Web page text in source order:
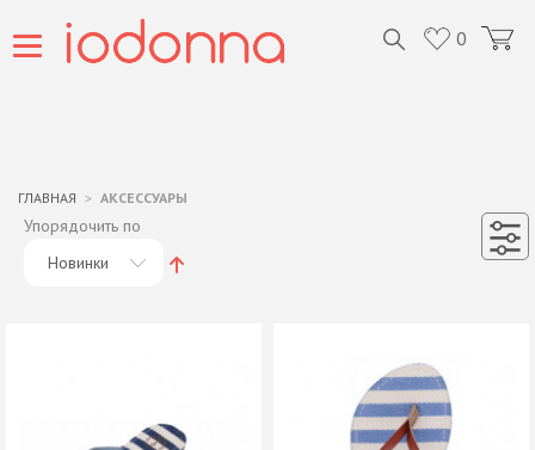
0
ГЛАВНАЯ АКСЕССУАРЫ
Упорядочить по
Новинки